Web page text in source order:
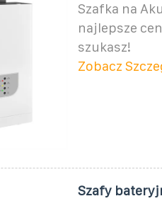
Szafka na
najlepsze
szukasz!
Zobacz
Szafy